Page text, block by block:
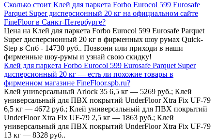
Сколько стоит Клей для паркета Forbo Eurocol 599 Eurosafe
Parquet Super дисперсионный 20 кг на официальном сайте
FineFloor в Санкт-Петербурге?
Цена на Клей для паркета Forbo Eurocol 599 Eurosafe Parquet
Super дисперсионный 20 кг в фирменных шоу румах Quick-
Step в Спб - 14730 руб.. Позвони или приходи в наши
фирменные шоу-румы и узнай свою скидку!
Клей для паркета Forbo Eurocol 599 Eurosafe Parquet Super
дисперсионный 20 кг — есть ли похожие товары в
фирменном магазине FineFloor.spb.ru?
Клей универсальный Arlock 35 6,5 кг — 5269 руб.; Клей
универсальный для ПВХ покрытий UnderFloor Xtra Fix UF-79
6,5 кг — 4672 руб.; Клей универсальный для ПВХ покрытий
UnderFloor Xtra Fix UF-79 2,5 кг — 1863 руб.; Клей
универсальный для ПВХ покрытий UnderFloor Xtra Fix UF-79
13 кг — 8328 руб..